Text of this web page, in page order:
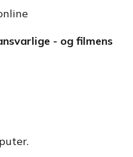
- og filmens